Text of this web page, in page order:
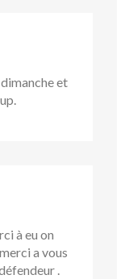
et
à eu on
a vous
.